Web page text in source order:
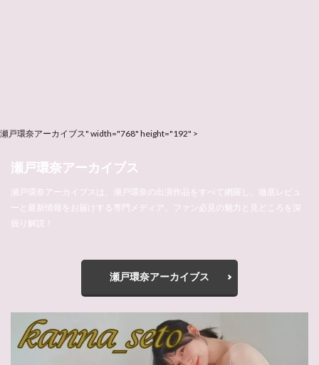
瀬戸環奈アーカイブス" width="768" height="192" >
瀬戸環奈アーカイブス
瀬戸環奈アーカイブスは、瀬戸環奈の出演作品をすべて網羅し、徹底レビュ
ーと最新情報をお届けする専門メディア。ファン必見の魅力と見どころを深
掘り解説！
瀬戸環奈アーカイブス